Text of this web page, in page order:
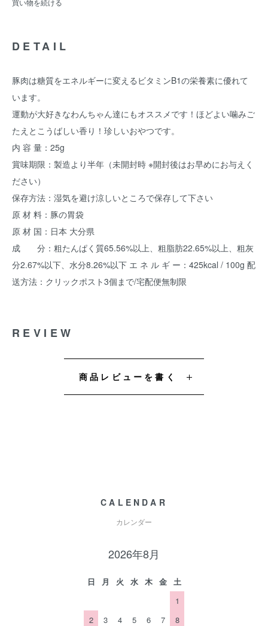
買い物を続ける
DETAIL
豚肉は糖質をエネルギーに変えるビタミンB1の栄養素に優れて
います。
運動が大好きなわんちゃん達にもオススメです！ほどよい噛みご
たえとこうばしい香り！珍しいおやつです。
内 容 量：25g
賞味期限：製造より半年（未開封時 ※開封後はお早めにお与えく
ださい）
保存方法：湿気を避け涼しいところで保存して下さい
原 材 料：豚の胃袋
原 材 国：日本 大分県
成 分：粗たんぱく質65.56%以上、粗脂肪22.65%以上、粗灰
分2.67%以下、水分8.26%以下 エ ネ ル ギ ー：425kcal / 100g 配
送方法：クリックポスト3個まで/宅配便無制限
REVIEW
商品レビューを書く
CALENDAR
カレンダー
2026年8月
日 月 火 水 木 金
土
1
2
3 4 5 6 7
8